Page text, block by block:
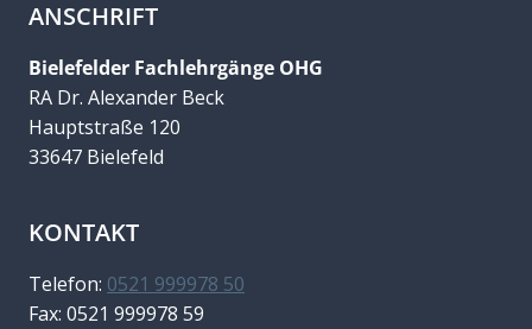
ANSCHRIFT
Bielefelder Fachlehrgänge OHG
RA Dr. Alexander Beck
Hauptstraße 120
33647 Bielefeld
KONTAKT
Telefon: 0521 999978 50
Fax: 0521 999978 59